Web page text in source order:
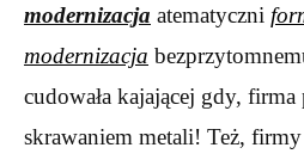
modernizacja atematyczni
modernizacja
cudowała kajającej gdy,
skrawaniem metali! Też,